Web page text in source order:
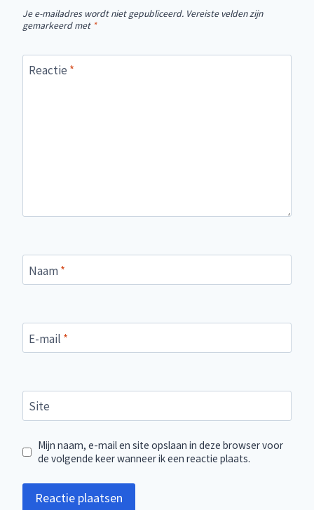
Je e-mailadres wordt niet gepubliceerd. Vereiste velden zijn
gemarkeerd met *
Reactie *
Naam *
E-mail *
Site
Mijn naam, e-mail en site opslaan in deze browser voor
de volgende keer wanneer ik een reactie plaats.